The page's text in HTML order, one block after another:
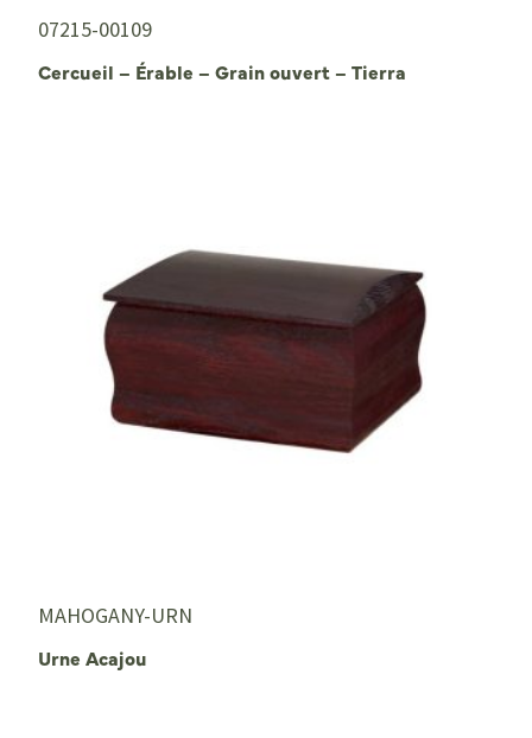
07215-00109
Cercueil – Érable – Grain ouvert – Tierra
MAHOGANY-URN
Urne Acajou